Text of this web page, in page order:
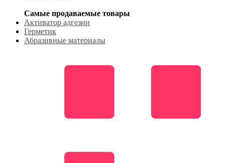
Самые продаваемые товары
Активатор адгезии
Герметик
Абразивные материалы